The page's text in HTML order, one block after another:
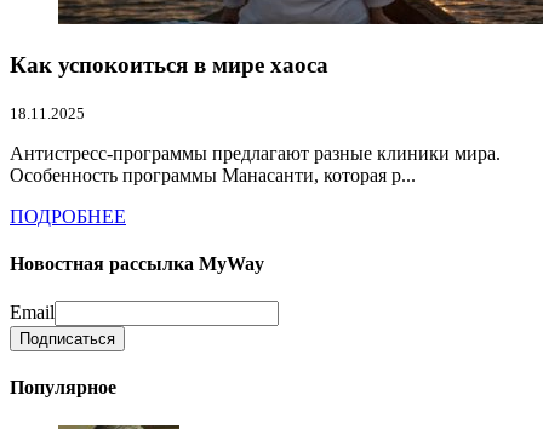
Как успокоиться в мире хаоса
18.11.2025
Антистресс-программы предлагают разные клиники мира.
Особенность программы Манасанти, которая р...
ПОДРОБНЕЕ
Новостная рассылка MyWay
Email
Популярное